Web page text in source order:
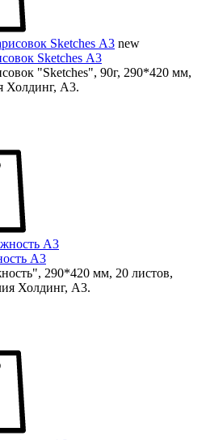
new
Sketches А3
"Sketches", 90г, 290*420 мм,
Холдинг, А3.
А3
290*420 мм, 20 листов,
Холдинг, А3.